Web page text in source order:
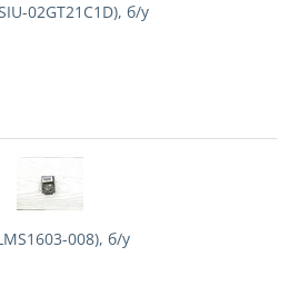
02GT21C1D), б/у
008), б/у